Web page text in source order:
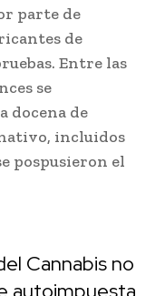
parte de
de
Entre las
se
docena de
incluidos
pospusieron el
Cannabis no
autoimpuesta